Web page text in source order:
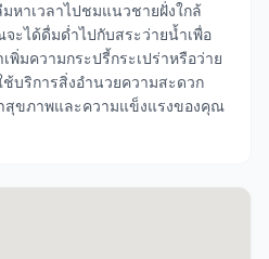
หาเวลาไปชมแนวชายฝั่งใกล้
ได้ดื่มด่ำไปกับสระว่ายน้ำเพื่อ
มความกระปรี้กระเปร่าหรือว่าย
บริการสิ่งอำนวยความสะดวก
สุขภาพและความแข็งแรงของคุณ